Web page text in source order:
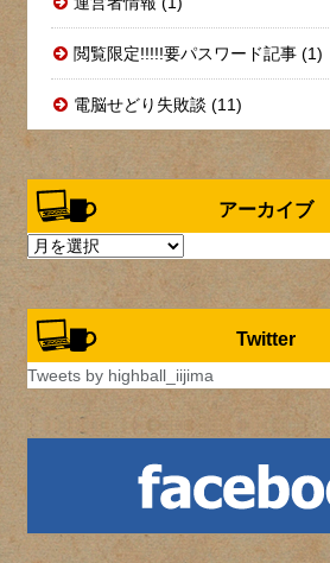
閲覧限定!!!!!要パスワード記事 (1)
電脳せどり失敗談 (11)
アーカイブ
ア
イ
ブ
Twitter
Tweets by highball_iijima